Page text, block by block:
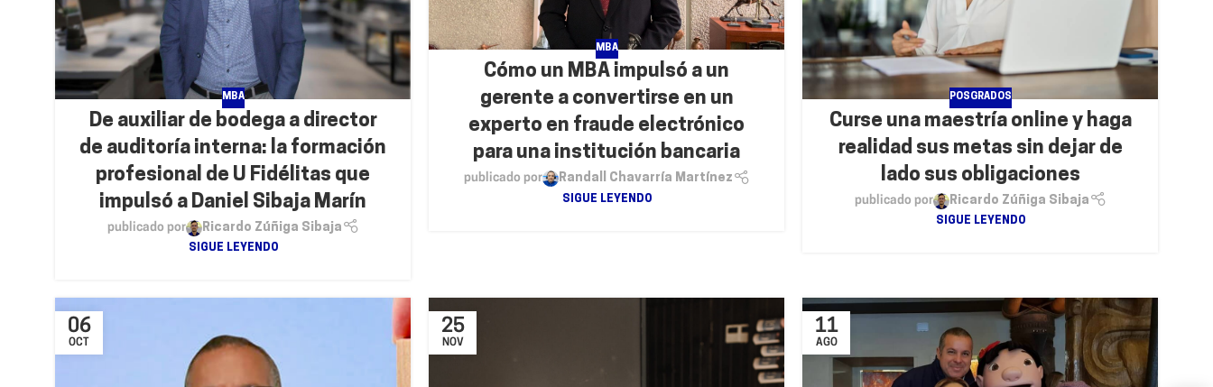
MBA
De auxiliar de bodega a director
de auditoría interna: la formación
profesional de U Fidélitas que
impulsó a Daniel Sibaja Marín
publicado por Ricardo Zúñiga Sibaja
SIGUE LEYENDO
MBA
Cómo un MBA impulsó a un
gerente a convertirse en un
experto en fraude electrónico
para una institución bancaria
publicado por Randall Chavarría Martínez
SIGUE LEYENDO
POSGRADOS
Curse una maestría online y haga
realidad sus metas sin dejar de
lado sus obligaciones
publicado por Ricardo Zúñiga Sibaja
SIGUE LEYENDO
06
OCT
25
NOV
11
AGO